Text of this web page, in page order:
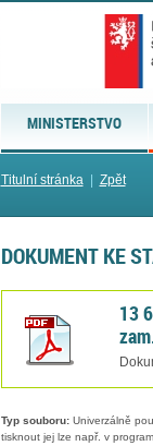
MINISTERSTVO
Titulní stránka| Zpět
DOKUMENT KE
13
Typ souboru:Univerzálně
tisknout jej lze např. v